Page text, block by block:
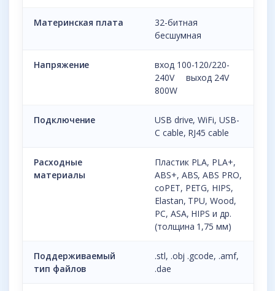
Материнская плата
32-битная
бесшумная
Напряжение
вход 100-120/220-
240V выход 24V
800W
Подключение
USB drive, WiFi, USB-
C cable, RJ45 cable
Расходные
материалы
Пластик PLA, PLA+,
ABS+, ABS, ABS PRO,
coPET, PETG, HIPS,
Elastan, TPU, Wood,
PC, ASA, HIPS и др.
(толщина 1,75 мм)
Поддерживаемый
тип файлов
.stl, .obj .gcode, .amf,
.dae